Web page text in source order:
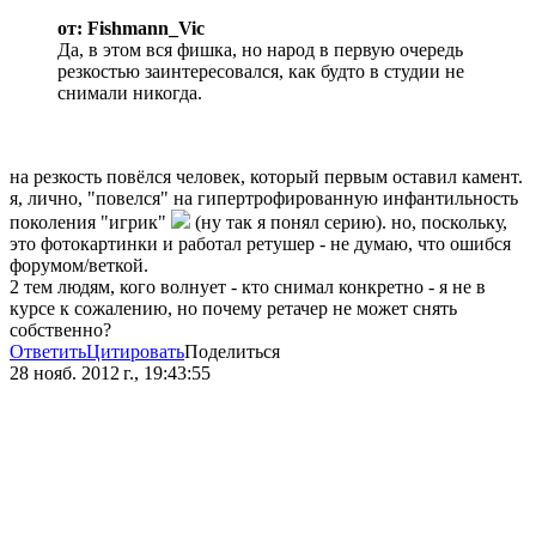
от: Fishmann_Vic
Да, в этом вся фишка, но народ в первую очередь
резкостью заинтересовался, как будто в студии не
снимали никогда.
на резкость повёлся человек, который первым оставил камент.
я, лично, "повелся" на гипертрофированную инфантильность
поколения "игрик"
(ну так я понял серию). но, поскольку,
это фотокартинки и работал ретушер - не думаю, что ошибся
форумом/веткой.
2 тем людям, кого волнует - кто снимал конкретно - я не в
курсе к сожалению, но почему ретачер не может снять
собственно?
ОтветитьЦитироватьПоделиться
28 нояб. 2012 г., 19:43:55